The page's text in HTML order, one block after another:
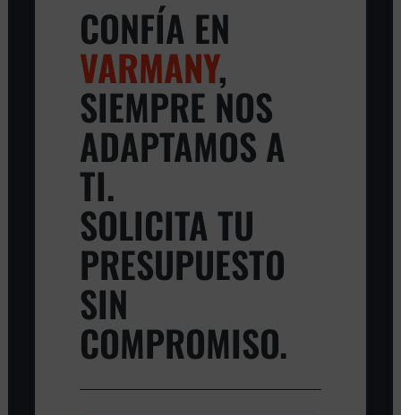
CONFÍA EN
VARMANY,
SIEMPRE NOS
ADAPTAMOS A
TI.
SOLICITA TU
PRESUPUESTO
SIN
COMPROMISO.